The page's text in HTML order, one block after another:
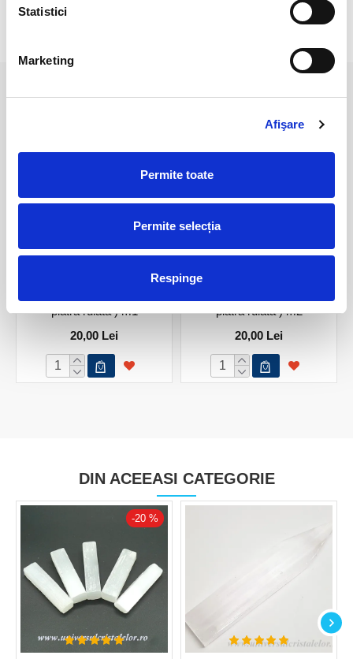
Statistici
Marketing
Afişare
Permite toate
Permite selecția
Respinge
PRODUSE ASEMANATOARE
piatra rulata ) m1
20,00 Lei
piatra rulata ) m2
20,00 Lei
DIN ACEEASI CATEGORIE
-20 %